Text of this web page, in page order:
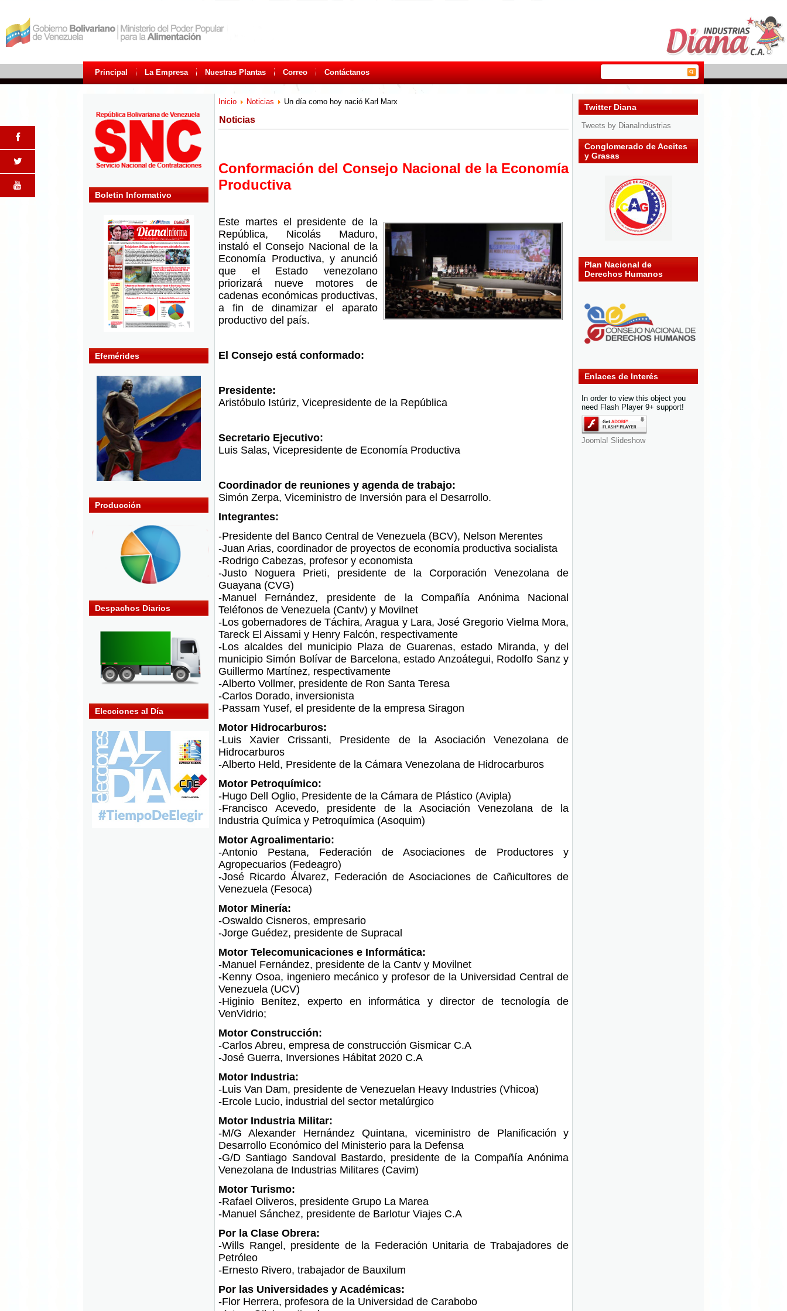
Principal La Empresa Nuestras Plantas Correo Contáctanos
Boletin Informativo
Efemérides
Producción
Despachos Diarios
Elecciones al Día
Inicio Noticias Un día como hoy nació Karl Marx
Noticias
Conformación del Consejo Nacional de la Economía
Productiva
Este martes el presidente de la
República, Nicolás Maduro,
instaló el Consejo Nacional de la
Economía Productiva, y anunció
que el Estado venezolano
priorizará nueve motores de
cadenas económicas productivas,
a fin de dinamizar el aparato
productivo del país.
El Consejo está conformado:
Presidente:
Aristóbulo Istúriz, Vicepresidente de la República
Secretario Ejecutivo:
Luis Salas, Vicepresidente de Economía Productiva
Coordinador de reuniones y agenda de trabajo:
Simón Zerpa, Viceministro de Inversión para el Desarrollo.
Integrantes:
-Presidente del Banco Central de Venezuela (BCV), Nelson Merentes
-Juan Arias, coordinador de proyectos de economía productiva socialista
-Rodrigo Cabezas, profesor y economista
-Justo Noguera Prieti, presidente de la Corporación Venezolana de
Guayana (CVG)
-Manuel Fernández, presidente de la Compañía Anónima Nacional
Teléfonos de Venezuela (Cantv) y Movilnet
-Los gobernadores de Táchira, Aragua y Lara, José Gregorio Vielma Mora,
Tareck El Aissami y Henry Falcón, respectivamente
-Los alcaldes del municipio Plaza de Guarenas, estado Miranda, y del
municipio Simón Bolívar de Barcelona, estado Anzoátegui, Rodolfo Sanz y
Guillermo Martínez, respectivamente
-Alberto Vollmer, presidente de Ron Santa Teresa
-Carlos Dorado, inversionista
-Passam Yusef, el presidente de la empresa Siragon
Motor Hidrocarburos:
-Luis Xavier Crissanti, Presidente de la Asociación Venezolana de
Hidrocarburos
-Alberto Held, Presidente de la Cámara Venezolana de Hidrocarburos
Motor Petroquímico:
-Hugo Dell Oglio, Presidente de la Cámara de Plástico (Avipla)
-Francisco Acevedo, presidente de la Asociación Venezolana de la
Industria Química y Petroquímica (Asoquim)
Motor Agroalimentario:
-Antonio Pestana, Federación de Asociaciones de Productores y
Agropecuarios (Fedeagro)
-José Ricardo Álvarez, Federación de Asociaciones de Cañicultores de
Venezuela (Fesoca)
Motor Minería:
-Oswaldo Cisneros, empresario
-Jorge Guédez, presidente de Supracal
Motor Telecomunicaciones e Informática:
-Manuel Fernández, presidente de la Cantv y Movilnet
-Kenny Osoa, ingeniero mecánico y profesor de la Universidad Central de
Venezuela (UCV)
-Higinio Benítez, experto en informática y director de tecnología de
VenVidrio;
Motor Construcción:
-Carlos Abreu, empresa de construcción Gismicar C.A
-José Guerra, Inversiones Hábitat 2020 C.A
Motor Industria:
-Luis Van Dam, presidente de Venezuelan Heavy Industries (Vhicoa)
-Ercole Lucio, industrial del sector metalúrgico
Motor Industria Militar:
-M/G Alexander Hernández Quintana, viceministro de Planificación y
Desarrollo Económico del Ministerio para la Defensa
-G/D Santiago Sandoval Bastardo, presidente de la Compañía Anónima
Venezolana de Industrias Militares (Cavim)
Motor Turismo:
-Rafael Oliveros, presidente Grupo La Marea
-Manuel Sánchez, presidente de Barlotur Viajes C.A
Por la Clase Obrera:
-Wills Rangel, presidente de la Federación Unitaria de Trabajadores de
Petróleo
-Ernesto Rivero, trabajador de Bauxilum
Por las Universidades y Académicas:
-Flor Herrera, profesora de la Universidad de Carabobo
Twitter Diana
Tweets by DianaIndustrias
Conglomerado de Aceites
y Grasas
Plan Nacional de
Derechos Humanos
Enlaces de Interés
In order to view this object you
need Flash Player 9+ support!
Joomla! Slideshow